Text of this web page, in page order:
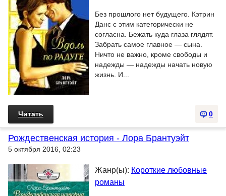
Без прошлого нет будущего. Кэтрин
Данс с этим категорически не
согласна. Бежать куда глаза глядят.
Забрать самое главное — сына.
Ничто не важно, кроме свободы и
надежды — надежды начать новую
жизнь. И...
0
Читать
Рождественская история - Лора Брантуэйт
5 октября 2016, 02:23
Жанр(ы): Короткие любовные
романы